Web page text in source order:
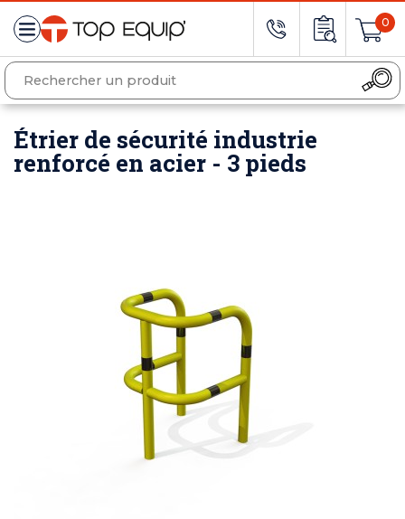
0
Étrier de sécurité industrie
renforcé en acier - 3 pieds